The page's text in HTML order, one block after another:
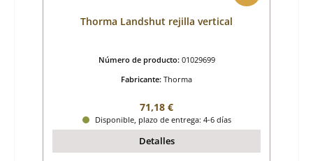
Thorma Landshut rejilla vertical
Número de producto: 01029699
Fabricante: Thorma
Precio normal:
71,18 €
Disponible, plazo de entrega: 4-6 días
Detalles